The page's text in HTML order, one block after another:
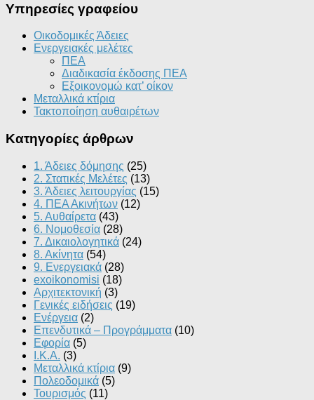
Υπηρεσίες γραφείου
Οικοδομικές Άδειες
Ενεργειακές μελέτες
ΠΕΑ
Διαδικασία έκδοσης ΠΕΑ
Εξοικονομώ κατ’ οίκoν
Μεταλλικά κτίρια
Τακτοποίηση αυθαιρέτων
Κατηγορίες άρθρων
1. Άδειες δόμησης (25)
2. Στατικές Μελέτες (13)
3. Άδειες λειτουργίας (15)
4. ΠΕΑ Ακινήτων (12)
5. Αυθαίρετα (43)
6. Νομοθεσία (28)
7. Δικαιολογητικά (24)
8. Ακίνητα (54)
9. Ενεργειακά (28)
exoikonomisi (18)
Αρχιτεκτονική (3)
Γενικές ειδήσεις (19)
Ενέργεια (2)
Επενδυτικά – Προγράμματα (10)
Εφορία (5)
Ι.Κ.Α. (3)
Μεταλλικά κτίρια (9)
Πολεοδομικά (5)
Τουρισμός (11)